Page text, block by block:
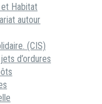
et Habitat
autour
(CIS)
d’ordures